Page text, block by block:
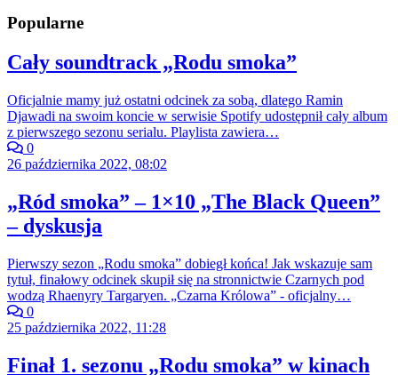
Popularne
Cały soundtrack „Rodu smoka”
Oficjalnie mamy już ostatni odcinek za sobą, dlatego Ramin
Djawadi na swoim koncie w serwisie Spotify udostępnił cały album
z pierwszego sezonu serialu. Playlista zawiera…
0
26 października 2022, 08:02
„Ród smoka” – 1×10 „The Black Queen”
– dyskusja
Pierwszy sezon „Rodu smoka” dobiegł końca! Jak wskazuje sam
tytuł, finałowy odcinek skupił się na stronnictwie Czarnych pod
wodzą Rhaenyry Targaryen. „Czarna Królowa” - oficjalny…
0
25 października 2022, 11:28
Finał 1. sezonu „Rodu smoka” w kinach